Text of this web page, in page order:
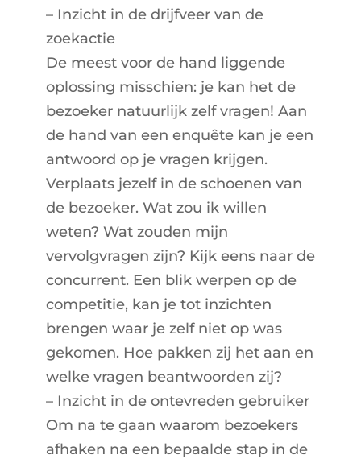
– Inzicht in de drijfveer van de
zoekactie
De meest voor de hand liggende
oplossing misschien: je kan het de
bezoeker natuurlijk zelf vragen! Aan
de hand van een enquête kan je een
antwoord op je vragen krijgen.
Verplaats jezelf in de schoenen van
de bezoeker. Wat zou ik willen
weten? Wat zouden mijn
vervolgvragen zijn? Kijk eens naar de
concurrent. Een blik werpen op de
competitie, kan je tot inzichten
brengen waar je zelf niet op was
gekomen. Hoe pakken zij het aan en
welke vragen beantwoorden zij?
– Inzicht in de ontevreden gebruiker
Om na te gaan waarom bezoekers
afhaken na een bepaalde stap in de